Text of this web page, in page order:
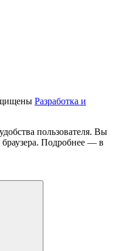
Разработка и
пользователя. Вы
Подробнее — в